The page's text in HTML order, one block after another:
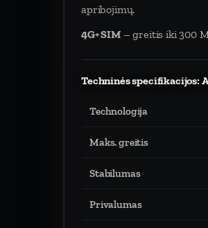
apribojimų.
4G+ SIM– greitis iki 300
Techninės specifikacijos:
Technologija
Maks. greitis
Stabilumas
Privalumas